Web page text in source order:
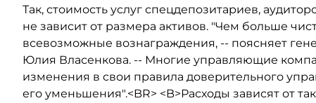
Так, стоимость услуг спецдепозитариев,
не зависит от размера активов. "Чем больше
всевозможные вознаграждения, -- поясняет
Юлия Власенкова. -- Многие управляющие
изменения в свои правила доверительного
его уменьшения".<BR> <B>Расходы зависят от